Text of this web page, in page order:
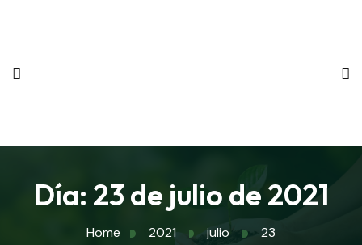
Día: 23 de julio de 2021
Home 2021 julio 23